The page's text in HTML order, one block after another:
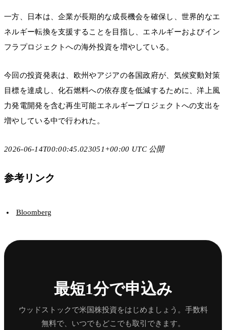
一方、日本は、企業が長期的な成長機会を確保し、世界的なエ
ネルギー転換を支援することを目指し、エネルギーおよびイン
フラプロジェクトへの海外投資を増やしている。
今回の投資発表は、欧州やアジアの各国政府が、気候変動対策
目標を達成し、化石燃料への依存度を低減するために、洋上風
力発電開発を含む再生可能エネルギープロジェクトへの支出を
増やしている中で行われた。
2026-06-14T00:00:45.023051+00:00 UTC 公開
参考リンク
Bloomberg
最短1分で申込み
ウッドストックで米国株投資をはじめましょう。手数料
無料で、いつでもどこでも取引できます。